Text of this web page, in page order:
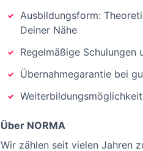
Ausbildungsform:
Deiner Nähe
Regelmäßige
Übernahmegarantie bei
Über NORMA
Wir zählen seit vielen Jahren